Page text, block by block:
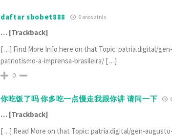
daftar sbobet888 6 anos atrás
… [Trackback]
[…] Find More Info here on that Topic: patria.digital/
patriotismo-a-imprensa-brasileira/ […]
0
你吃饭了吗 你多吃一点慢走我跟你讲 请问一下
… [Trackback]
[…] Read More on that Topic: patria.digital/gen-